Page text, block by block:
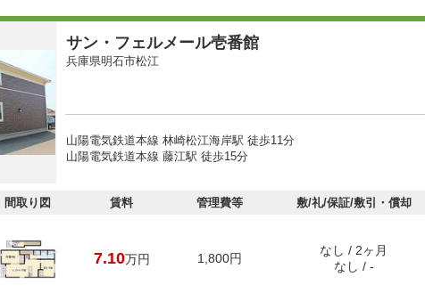
サン・フェルメール壱番館
兵庫県明石市松江
山陽電気鉄道本線 林崎松江海岸駅 徒歩11分
山陽電気鉄道本線 藤江駅 徒歩15分
間取り図 賃料 管理費等 敷/礼/保証/敷引・償却
7.10万円 1,800円
なし / 2ヶ月
なし / -